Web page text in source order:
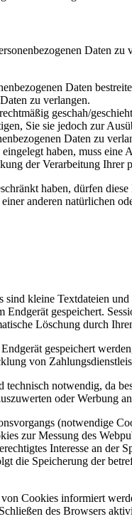
Daten
Daten
zu verlangen.
geschah/
Sie sie jedoch zur
Daten zu
haben, muss eine
der Verarbeitung Ihrer
haben, dürfen
anderen natürlichen
kleine Textdateien
gespeichert.
Löschung durch
gespeichert
von
notwendig, da
oder Werbung
(notwendige
zur Messung des
Interesse an
die Speicherung der
Cookies informiert
des Browsers